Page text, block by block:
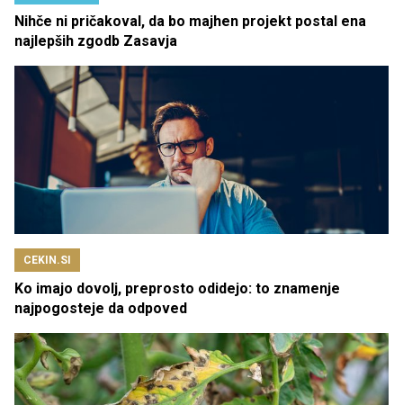
Nihče ni pričakoval, da bo majhen projekt postal ena
najlepših zgodb Zasavja
CEKIN.SI
Ko imajo dovolj, preprosto odidejo: to znamenje
najpogosteje da odpoved